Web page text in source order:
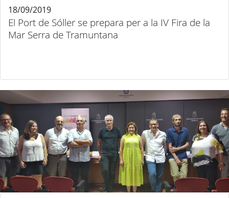
El Port de Sóller se prepara per a la IV Fira de la
Mar Serra de Tramuntana
18/09/2019